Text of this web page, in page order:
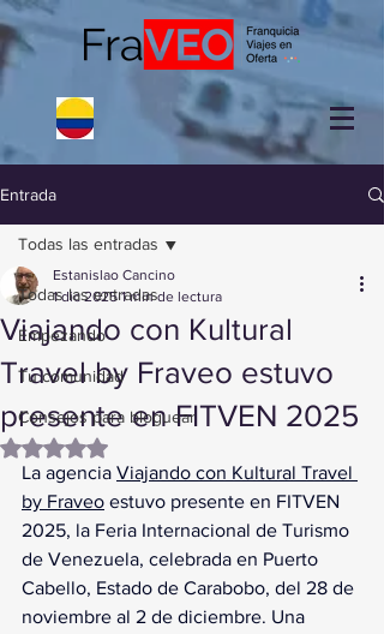
Entrada
Todas las entradas
Empezando
Tu comunidad
Consejos para bloguear
Todas las entradas
Viajando con Kultural
Travel by Fraveo estuvo
presente en FITVEN 2025
Estanislao Cancino
1 dic 2025 1 min de lectura
Obtuvo NaN de 5 estrellas.
La agencia Viajando con Kultural Travel
by Fraveo estuvo presente en FITVEN
2025, la Feria Internacional de Turismo
de Venezuela, celebrada en Puerto
Cabello, Estado de Carabobo, del 28 de
noviembre al 2 de diciembre. Una